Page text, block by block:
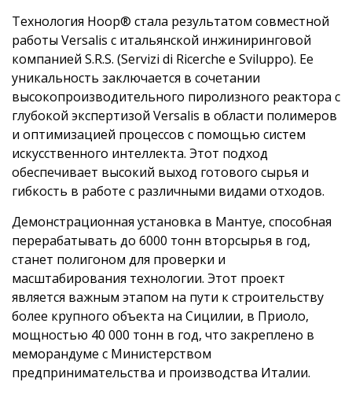
Технология Hoop® стала результатом совместной
работы Versalis с итальянской инжиниринговой
компанией S.R.S. (Servizi di Ricerche e Sviluppo). Ее
уникальность заключается в сочетании
высокопроизводительного пиролизного реактора с
глубокой экспертизой Versalis в области полимеров
и оптимизацией процессов с помощью систем
искусственного интеллекта. Этот подход
обеспечивает высокий выход готового сырья и
гибкость в работе с различными видами отходов.
Демонстрационная установка в Мантуе, способная
перерабатывать до 6000 тонн вторсырья в год,
станет полигоном для проверки и
масштабирования технологии. Этот проект
является важным этапом на пути к строительству
более крупного объекта на Сицилии, в Приоло,
мощностью 40 000 тонн в год, что закреплено в
меморандуме с Министерством
предпринимательства и производства Италии.